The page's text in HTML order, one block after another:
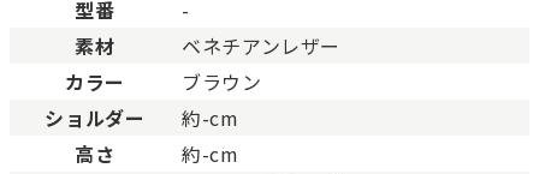
Bランク 一般的な使用感があり、傷
BCランク
Cランク
型番
-
素材
ベネチアンレザー
カラー
ブラウン
ショルダー
約-cm
高さ
約-cm